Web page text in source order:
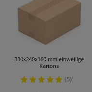
330x240x160 mm einwellige
Kartons
(5)¹